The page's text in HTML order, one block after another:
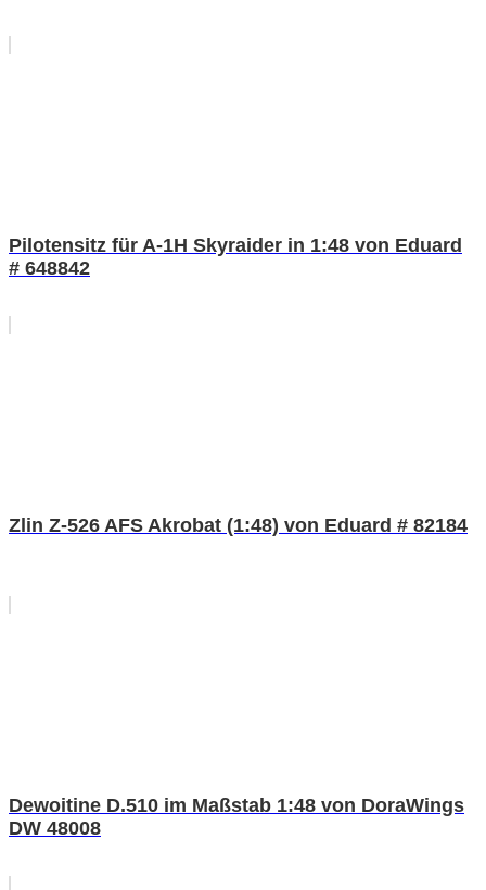
Pilotensitz für A-1H Skyraider in 1:48 von Eduard
# 648842
Zlin Z-526 AFS Akrobat (1:48) von Eduard # 82184
Dewoitine D.510 im Maßstab 1:48 von DoraWings
DW 48008